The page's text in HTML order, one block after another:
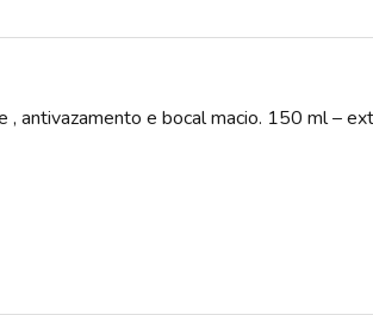
antivazamento e bocal macio. 150 ml –